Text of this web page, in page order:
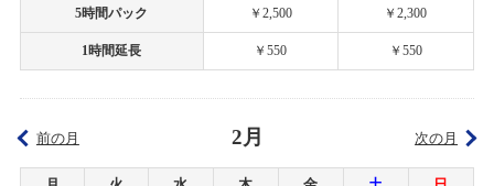
タムタム白子店１階 一時閉店のお知らせ
花、プラモデル組み立て企画』！第10回
お客様感謝祭2024夏プレゼント当選発表のお知らせ
2024/08/24(土)
【札幌店】ミニ四駆計測会開催！
2024/08/10(土)
5時間パック ￥2,500 ￥2,300
1時間延長 ￥550 ￥550
2月
前の月 次の月